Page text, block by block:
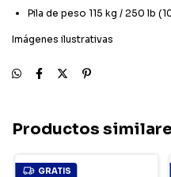
Pila de peso 115 kg / 250 lb
Imágenes ilustrativas
Productos
GRATIS